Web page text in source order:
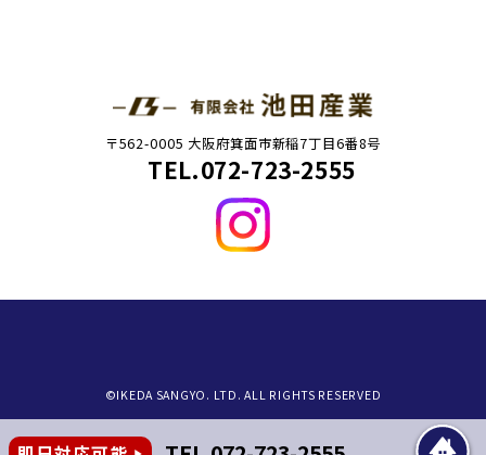
〒562-0005 大阪府箕面市新稲7丁目6番8号
TEL.072-723-2555
©IKEDA SANGYO. LTD. ALL RIGHTS RESERVED